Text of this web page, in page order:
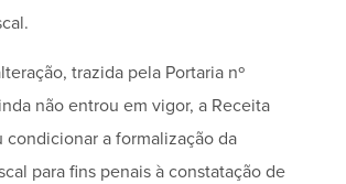
trazida pela Portaria nº
não entrou em vigor, a Receita
condicionar a formalização da
para fins penais à constatação de